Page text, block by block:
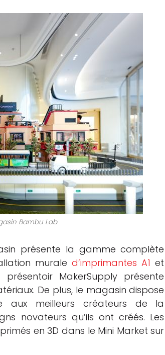
Bambu Lab
présente la gamme complète
murale d’imprimantes A1 et
MakerSupply présente
De plus, le magasin dispose
aux meilleurs créateurs de la
novateurs qu’ils ont créés. Les
en 3D dans le Mini Market sur